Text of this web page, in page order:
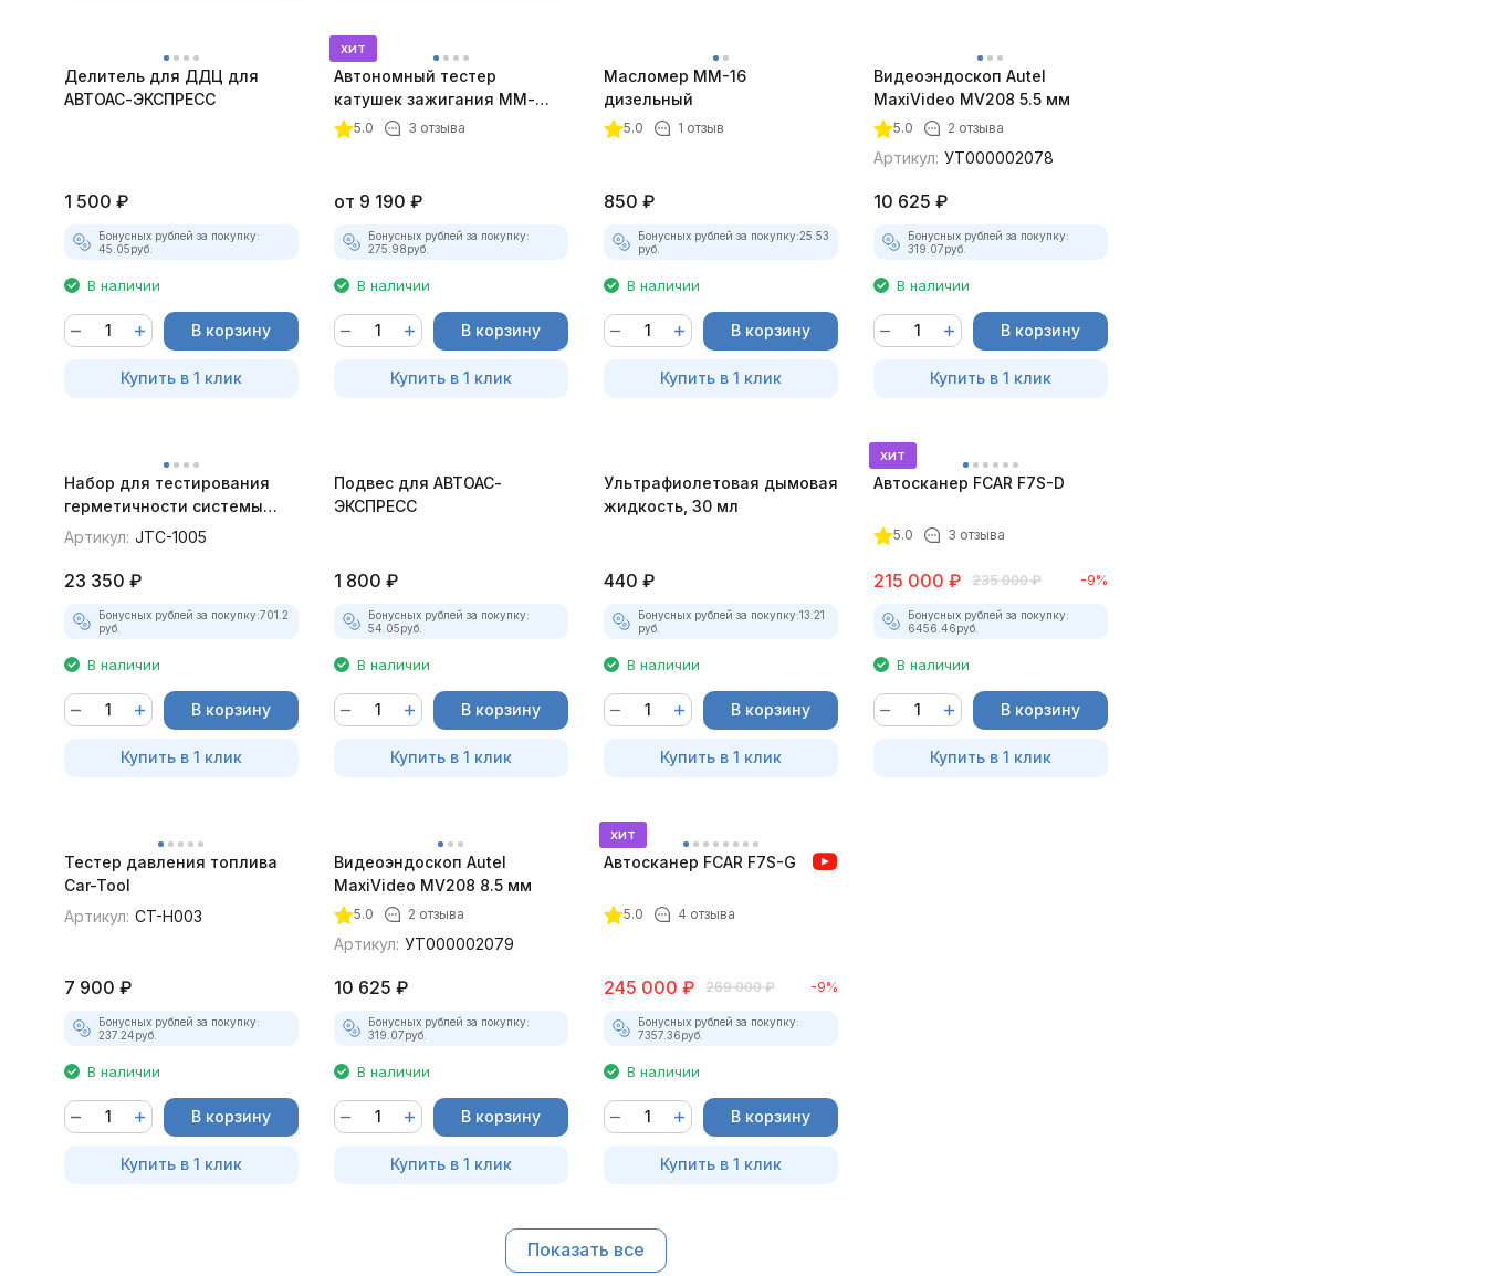
Делитель для ДДЦ для
АВТОАС-ЭКСПРЕСС
1 500 ₽
Бонусных рублей за покупку:
45.05руб.
В наличии
В корзину
Купить в 1 клик
хит
Автономный тестер
катушек зажигания ММ-
ТК-01 (v2) (полный
5.0 3 отзыва
от 9 190 ₽
Бонусных рублей за покупку:
275.98руб.
В наличии
В корзину
Купить в 1 клик
Масломер ММ-16
дизельный
5.0 1 отзыв
850 ₽
Бонусных рублей за покупку:25.53
руб.
В наличии
В корзину
Купить в 1 клик
Видеоэндоскоп Autel
MaxiVideo MV208 5.5 мм
5.0 2 отзыва
Артикул: УТ000002078
10 625 ₽
Бонусных рублей за покупку:
319.07руб.
В наличии
В корзину
Купить в 1 клик
Набор для тестирования
герметичности системы
охлаждения JTC-1005
Артикул: JTC-1005
23 350 ₽
Бонусных рублей за покупку:701.2
руб.
В наличии
В корзину
Купить в 1 клик
Подвес для АВТОАС-
ЭКСПРЕСС
1 800 ₽
Бонусных рублей за покупку:
54.05руб.
В наличии
В корзину
Купить в 1 клик
Ультрафиолетовая дымовая
жидкость, 30 мл
440 ₽
Бонусных рублей за покупку:13.21
руб.
В наличии
В корзину
Купить в 1 клик
хит
Автосканер FCAR F7S-D
5.0 3 отзыва
215 000 ₽ 235 000 ₽ -9%
Бонусных рублей за покупку:
6456.46руб.
В наличии
В корзину
Купить в 1 клик
Тестер давления топлива
Car-Tool
Артикул: CT-H003
7 900 ₽
Бонусных рублей за покупку:
237.24руб.
В наличии
В корзину
Купить в 1 клик
Видеоэндоскоп Autel
MaxiVideo MV208 8.5 мм
5.0 2 отзыва
Артикул: УТ000002079
10 625 ₽
Бонусных рублей за покупку:
319.07руб.
В наличии
В корзину
Купить в 1 клик
хит
Автосканер FCAR F7S-G
5.0 4 отзыва
245 000 ₽ 269 000 ₽ -9%
Бонусных рублей за покупку:
7357.36руб.
В наличии
В корзину
Купить в 1 клик
Показать все